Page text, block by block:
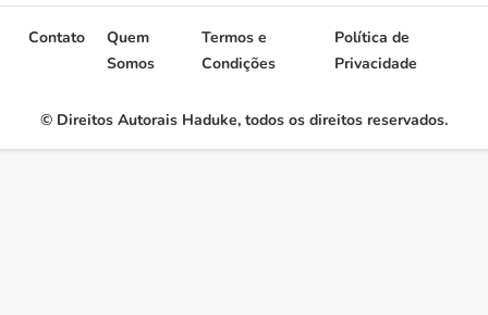
aplicativos no celular e observar os satélites e as demais
coisas orbitando em volta terra. Então, veja agora como ver
© Direitos Autorais Haduke, todos os direitos reservados.
Contato
Quem
Somos
Termos e
Condições
Política de
Privacidade